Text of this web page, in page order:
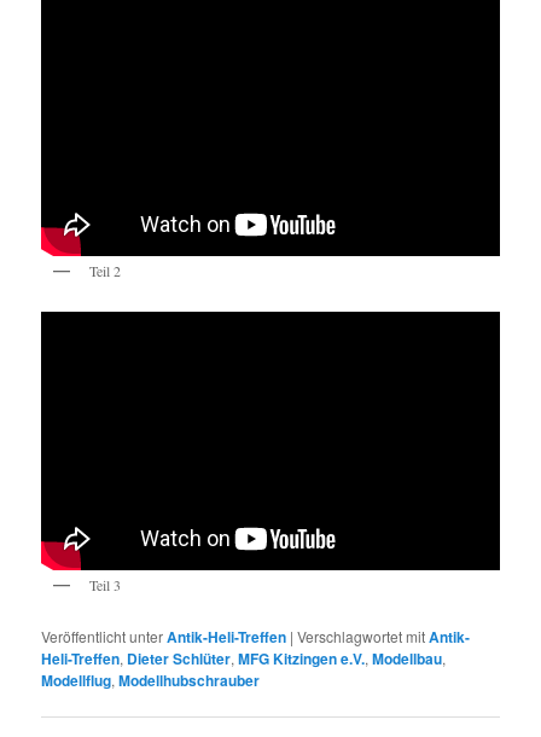
Teil 2
Teil 3
Veröffentlicht unterAntik-Heli-Treffen |Verschlagwortet mitAntik-
Heli-Treffen, Dieter Schlüter,MFG Kitzingen e.V.,Modellbau,
Modellflug,Modellhubschrauber